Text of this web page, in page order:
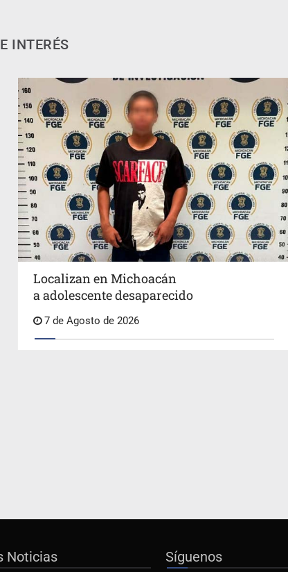
INTERÉS
Localizan en Michoacán
a adolescente desaparecido
7 de Agosto de 2026
Noticias Síguenos